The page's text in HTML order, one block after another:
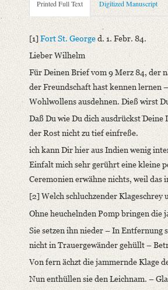
Metadata Concerning Header
Sender: Karl August Schlegel
Recipient: August Wilhelm von
Place of Dispatch: Fort St. George
Place of Destination: Hannover
Date: 01.02.1784
Notations: Empfangsort erschlossen.
Printed Text
Provider: Dresden, Sächsische
OAI Id: 362895996
Bibliography: Walzel, Oskar:
Incipit: „[1] Fort St. George d. 1.
Lieber Wilhelm
Für Deinen Brief vom 9 Merz
Manuscript
Provider: Dresden, Sächsische
OAI Id: DE-611-36905
Classification Number:
Number of Pages: 4 S. auf
Printed Full Text Digitized Manuscript
[1]Fort St. Georged. 1. Febr. 84.
Lieber Wilhelm
Für Deinen Brief vom 9 Merz 84, der
der Freundschaft hast kennen lernen
Wohlwollens ausdehnen. Dieß wirst
Daß Du wie Du dich ausdrückst
der Rost nicht zu tief einfreße.
ich kann Dir hier aus Indien wenig
Einfalt mich sehr gerührt eine kleine
Ceremonien erwähne nichts, weil das
[2] Welch schluchzender
Ohne heuchelnden Pomp bringen die
Sie setzen ihn nieder – In Entfernung
nicht in Trauergewänder gehüllt –
Von fern ächzt die jammernde Klage
Nun enthüllen sie den Leichnam. –